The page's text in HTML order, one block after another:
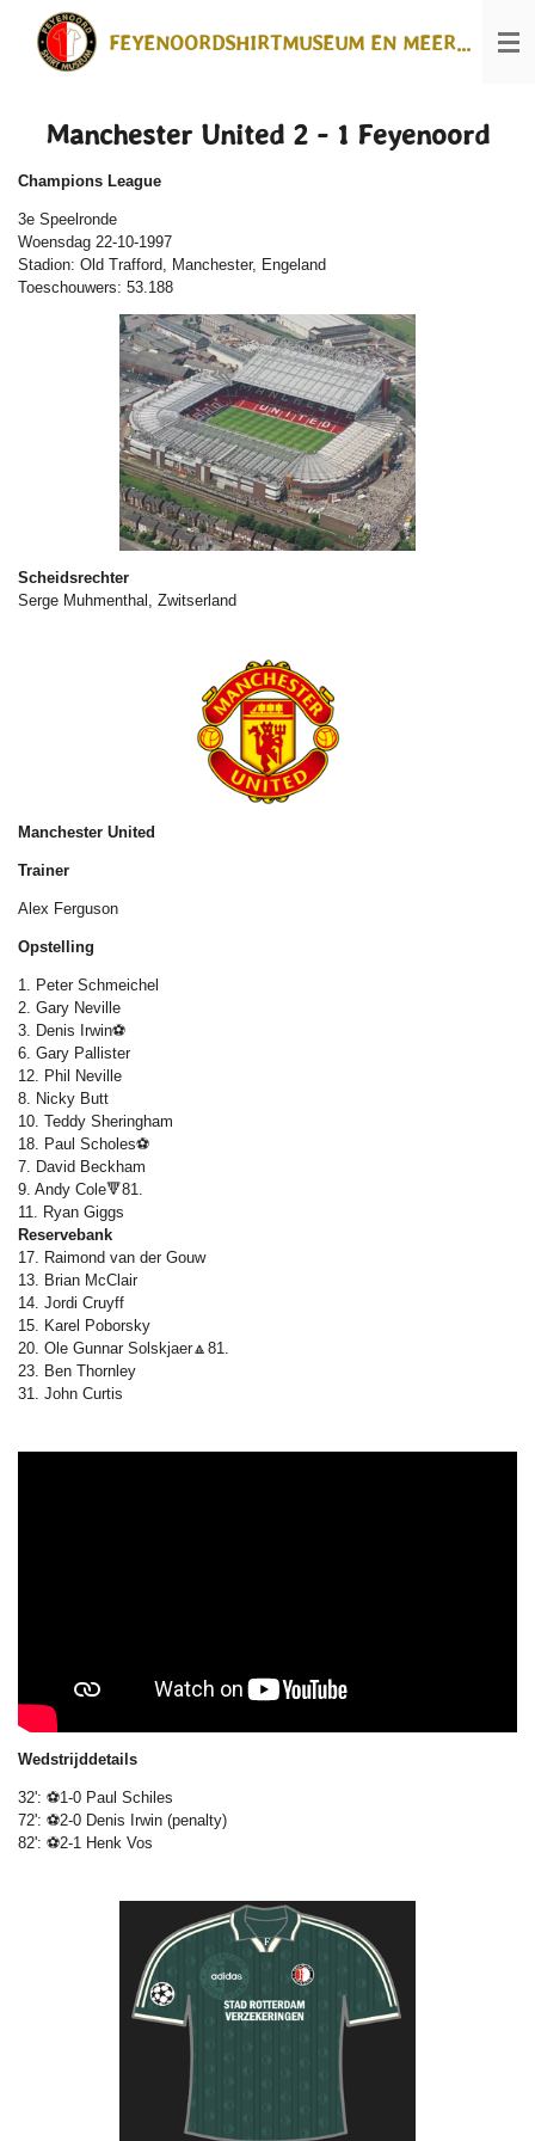
direct
FEYENOORDSHIRTMUSEUM EN MEER...
Manchester United 2 - 1 Feyenoord
Champions League
3e Speelronde
Woensdag 22-10-1997
Stadion: Old Trafford, Manchester, Engeland
Toeschouwers: 53.188
Scheidsrechter
Serge Muhmenthal, Zwitserland
Manchester United
Trainer
Alex Ferguson
Opstelling
1. Peter Schmeichel
2. Gary Neville
3. Denis Irwin⚽
6. Gary Pallister
12. Phil Neville
8. Nicky Butt
10. Teddy Sheringham
18. Paul Scholes⚽
7. David Beckham
9. Andy Cole🔻81.
11. Ryan Giggs
Reservebank
17. Raimond van der Gouw
13. Brian McClair
14. Jordi Cruyff
15. Karel Poborsky
20. Ole Gunnar Solskjaer🔼81.
23. Ben Thornley
31. John Curtis
Wedstrijddetails
32': ⚽1-0 Paul Schiles
72': ⚽2-0 Denis Irwin (penalty)
82': ⚽2-1 Henk Vos